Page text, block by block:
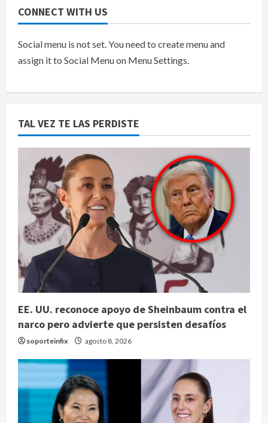
CONNECT WITH US
Social menu is not set. You need to create menu and
assign it to Social Menu on Menu Settings.
TAL VEZ TE LAS PERDISTE
EE. UU. reconoce apoyo de Sheinbaum contra el
narco pero advierte que persisten desafíos
soporteinfix agosto 8, 2026